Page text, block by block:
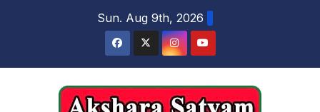
Sun. Aug 9th, 2026